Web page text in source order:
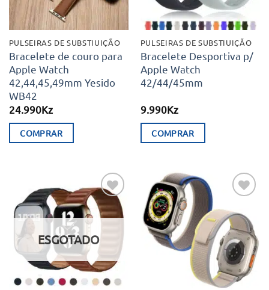
PULSEIRAS DE SUBSTIUIÇÃO
Bracelete de couro para
Apple Watch
42,44,45,49mm Yesido
WB42
24.990Kz
COMPRAR
multiple
variants.
The
options
may
be
PULSEIRAS DE SUBSTIUIÇÃO
Bracelete Desportiva p/
Apple Watch
42/44/45mm
9.990Kz
COMPRAR
has
multiple
variants.
The
options
Adicionar
aos meus
desejos
ESGOTADO
Adicionar
aos meus
desejos